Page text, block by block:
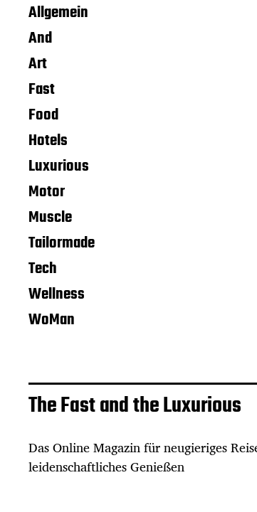
Allgemein
And
Art
Fast
Food
Hotels
Luxurious
Motor
Muscle
Tailormade
Tech
Wellness
WoMan
The Fast and the Luxurious
Das Online Magazin für neugieriges
leidenschaftliches Genießen